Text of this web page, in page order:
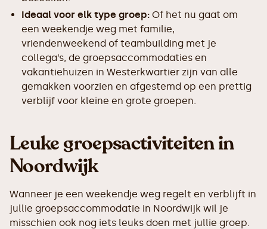
Ideaal voor elk type groep: Of het nu gaat om
een weekendje weg met familie,
vriendenweekend of teambuilding met je
collega’s, de groepsaccommodaties en
vakantiehuizen in Westerkwartier zijn van alle
gemakken voorzien en afgestemd op een prettig
verblijf voor kleine en grote groepen.
Leuke groepsactiviteiten in
Noordwijk
Wanneer je een weekendje weg regelt en verblijft in
jullie groepsaccommodatie in Noordwijk wil je
misschien ook nog iets leuks doen met jullie groep.